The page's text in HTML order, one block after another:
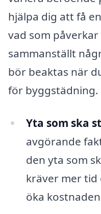
hjälpa dig att få
vad som
sammanställt
bör beaktas när
för byggstädning.
Yta som ska
avgörande
den yta som
kräver mer tid
öka